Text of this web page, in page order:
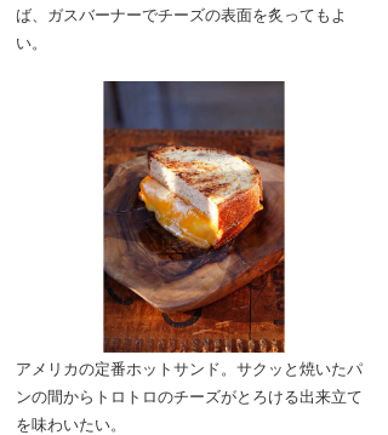
ば、ガスバーナーでチーズの表面を炙ってもよ
い。
アメリカの定番ホットサンド。サクッと焼いたパ
ンの間からトロトロのチーズがとろける出来立て
を味わいたい。